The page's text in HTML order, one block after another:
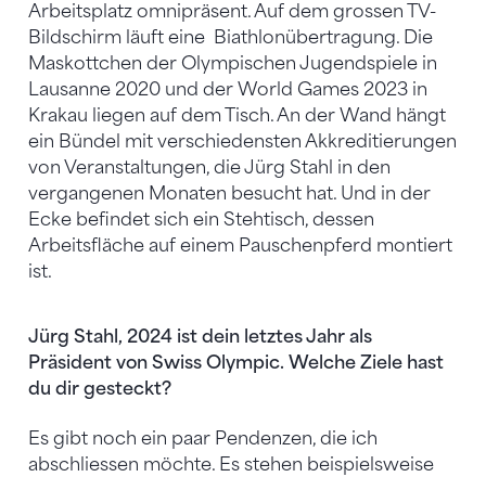
Arbeitsplatz omnipräsent. Auf dem grossen TV-
Bildschirm läuft eine Biathlonübertragung. Die
Maskottchen der Olympischen Jugendspiele in
Lausanne 2020 und der World Games 2023 in
Krakau liegen auf dem Tisch. An der Wand hängt
ein Bündel mit verschiedensten Akkreditierungen
von Veranstaltungen, die Jürg Stahl in den
vergangenen Monaten besucht hat. Und in der
Ecke befindet sich ein Stehtisch, dessen
Arbeitsfläche auf einem Pauschenpferd montiert
ist.
Jürg Stahl, 2024 ist dein letztes Jahr als
Präsident von Swiss Olympic. Welche Ziele hast
du dir gesteckt?
Es gibt noch ein paar Pendenzen, die ich
abschliessen möchte. Es stehen beispielsweise